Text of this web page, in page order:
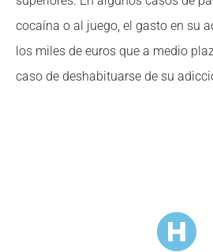
cocaína o al juego, el gasto en su
los miles de euros que a medio
caso de deshabituarse de su